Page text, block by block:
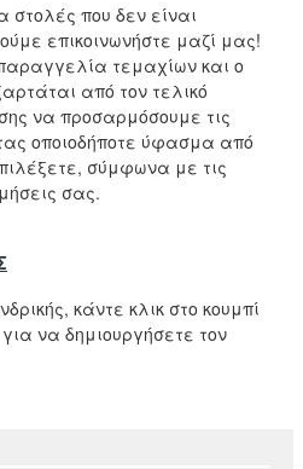
που δεν είναι
επικοινωνήστε μαζί μας!
τεμαχίων και ο
από τον τελικό
να προσαρμόσουμε τις
οποιοδήποτε ύφασμα από
σύμφωνα με τις
σας.
κάντε κλικ στο κουμπί
να δημιουργήσετε τον